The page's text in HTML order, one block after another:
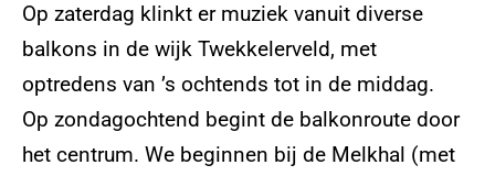
Op zaterdag klinkt er muziek vanuit diverse
balkons in de wijk Twekkelerveld, met
optredens van ’s ochtends tot in de middag.
Op zondagochtend begint de balkonroute door
het centrum. We beginnen bij de Melkhal (met